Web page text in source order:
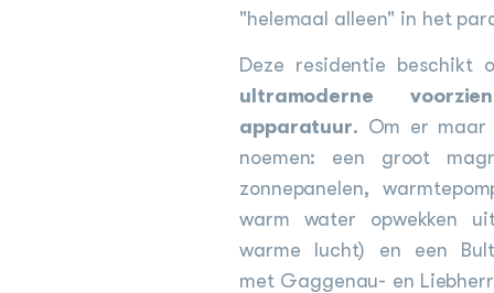
"helemaal alleen" in het
Deze residentie beschikt
ultramoderne
apparatuur. Om er maar
noemen: een groot
zonnepanelen,
warm water opwekken
warme lucht) en een
met Gaggenau- en